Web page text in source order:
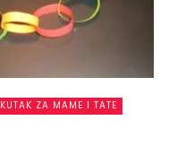
KUTAK ZA MAME I TATE